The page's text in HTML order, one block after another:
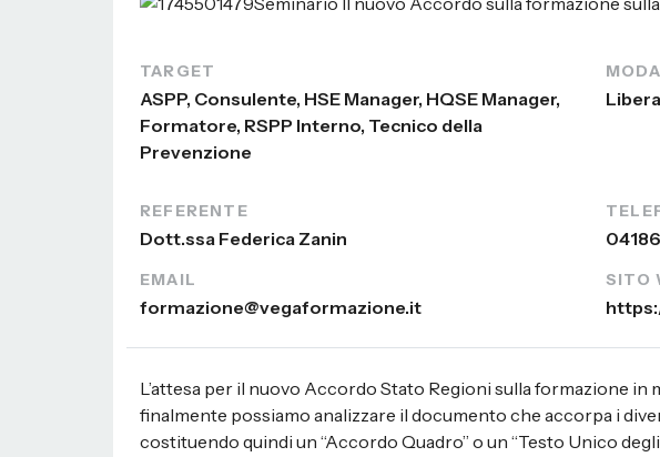
TARGET
ASPP, Consulente, HSE Manager, HQSE Manager,
Formatore, RSPP Interno, Tecnico della
Prevenzione
REFERENTE
Dott.ssa Federica Zanin
EMAIL
formazione@vegaformazione.it
SITO
L’attesa per il nuovo Accordo Stato Regioni sulla formazione in
finalmente possiamo analizzare il documento che accorpa i
costituendo quindi un “Accordo Quadro” o un “Testo Unico